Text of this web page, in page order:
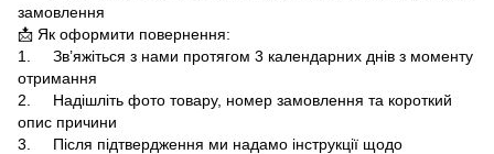
замовлення
📩 Як оформити повернення:
1. Зв’яжіться з нами протягом 3 календарних днів з моменту
отримання
2. Надішліть фото товару, номер замовлення та короткий
опис причини
3. Після підтвердження ми надамо інструкції щодо